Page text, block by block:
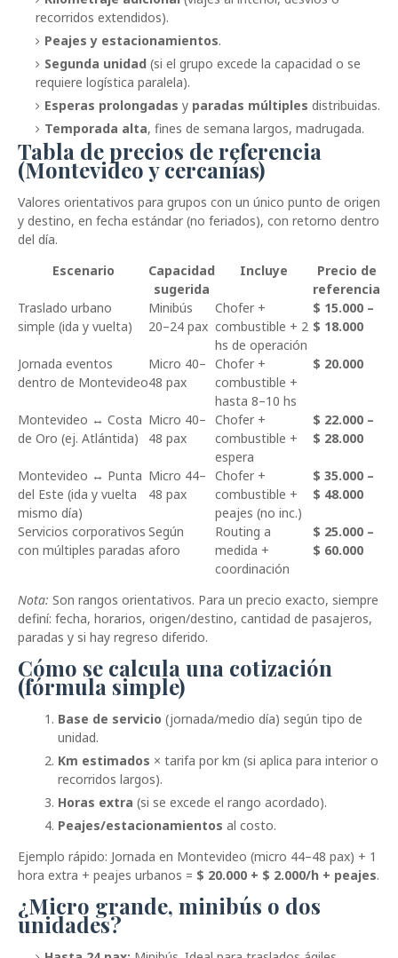
recorridos extendidos).
Peajes y estacionamientos.
Segunda unidad (si el grupo excede la capacidad o se
requiere logística paralela).
Esperas prolongadas y paradas múltiples distribuidas.
Temporada alta, fines de semana largos, madrugada.
Tabla de precios de referencia
(Montevideo y cercanías)
Valores orientativos para grupos con un único punto de origen
y destino, en fecha estándar (no feriados), con retorno dentro
del día.
Escenario
Capacidad
sugerida
Incluye
Precio de
referencia
Traslado urbano
simple (ida y vuelta)
Minibús
20–24 pax
Chofer +
combustible + 2
hs de operación
$ 15.000 –
$ 18.000
Jornada eventos
dentro de Montevideo
Micro 40–
48 pax
Chofer +
combustible +
hasta 8–10 hs
$ 20.000
Montevideo ↔ Costa
de Oro (ej. Atlántida)
Micro 40–
48 pax
Chofer +
combustible +
espera
$ 22.000 –
$ 28.000
Montevideo ↔ Punta
del Este (ida y vuelta
mismo día)
Micro 44–
48 pax
Chofer +
combustible +
peajes (no inc.)
$ 35.000 –
$ 48.000
Servicios corporativos
con múltiples paradas
Según
aforo
Routing a
medida +
coordinación
$ 25.000 –
$ 60.000
Nota: Son rangos orientativos. Para un precio exacto, siempre
definí: fecha, horarios, origen/destino, cantidad de pasajeros,
paradas y si hay regreso diferido.
Cómo se calcula una cotización
(fórmula simple)
Base de servicio (jornada/medio día) según tipo de
unidad.
Km estimados × tarifa por km (si aplica para interior o
recorridos largos).
Horas extra (si se excede el rango acordado).
Peajes/estacionamientos al costo.
Ejemplo rápido: Jornada en Montevideo (micro 44–48 pax) + 1
hora extra + peajes urbanos = $ 20.000 + $ 2.000/h + peajes.
¿Micro grande, minibús o dos
unidades?